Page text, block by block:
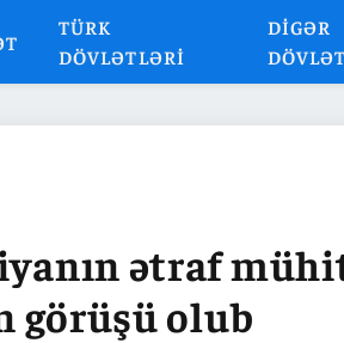
TÜRK
DÖVLƏTLƏRI
DIGƏR
ətraf
görüşü olub